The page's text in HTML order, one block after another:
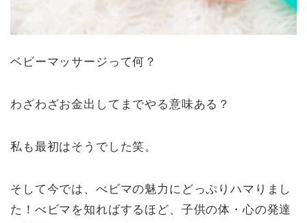
ベビーマッサージって何？
わざわざお金出してまでやる意味ある？
私も最初はそうでした笑。
そして今では、べビマの魅力にどっぷりハマりまし
た！べビマを知ればするほど、子供の体・心の発達